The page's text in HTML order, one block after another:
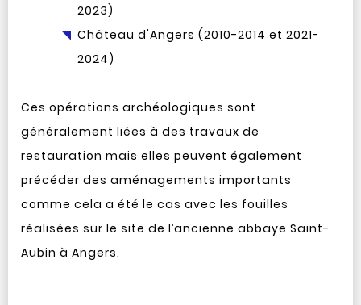
2023)
Château d'Angers (2010-2014 et 2021-
2024)
Ces opérations archéologiques sont
généralement liées à des travaux de
restauration mais elles peuvent également
précéder des aménagements importants
comme cela a été le cas avec les fouilles
réalisées sur le site de l’ancienne abbaye Saint-
Aubin à Angers.